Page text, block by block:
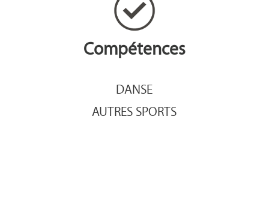
Compétences
DANSE
AUTRES SPORTS